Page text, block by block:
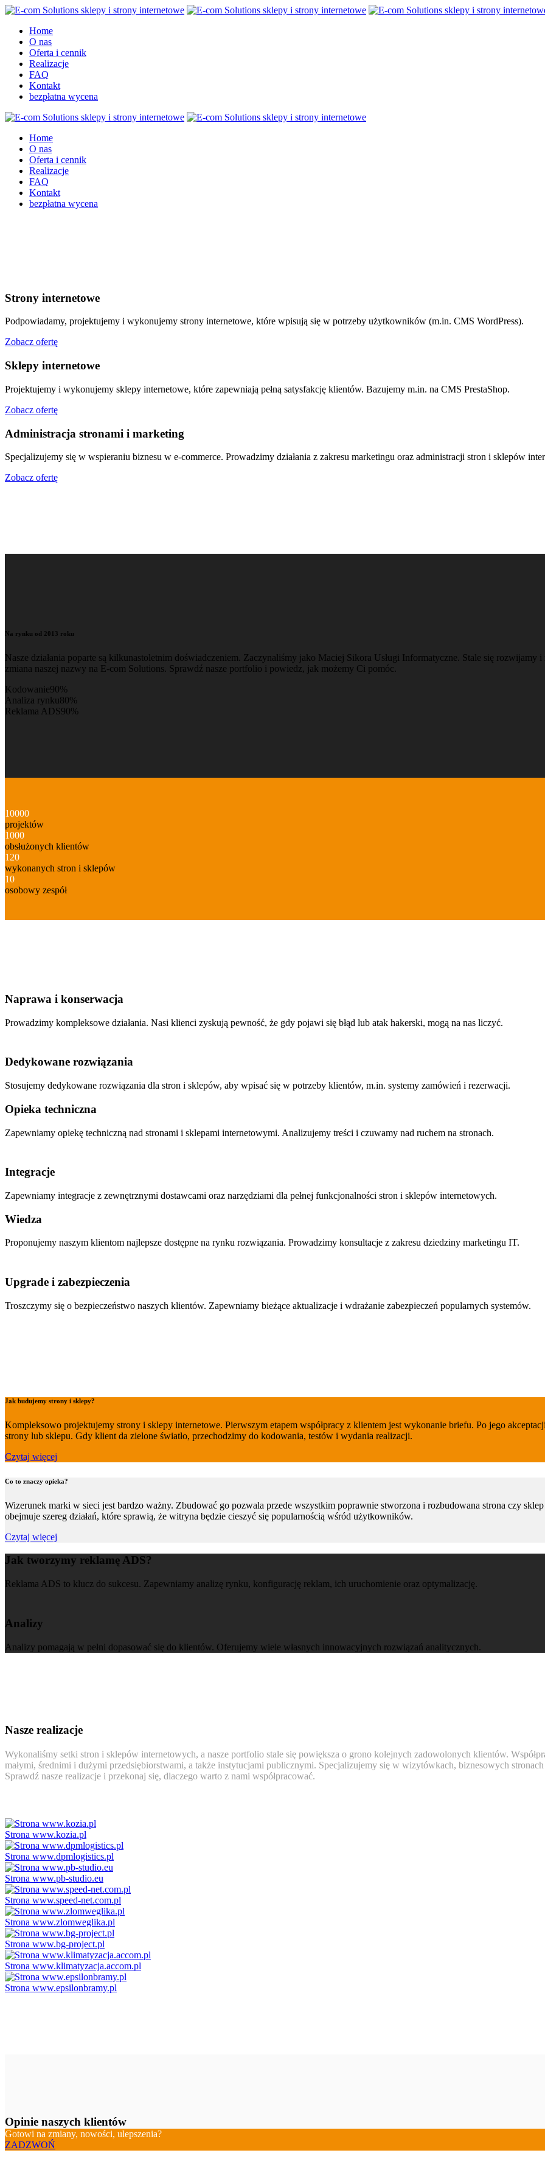
Home
O nas
Oferta i cennik
Realizacje
FAQ
Kontakt
bezpłatna wycena
Home
O nas
Oferta i cennik
Realizacje
FAQ
Kontakt
bezpłatna wycena
Strony internetowe
Podpowiadamy, projektujemy i wykonujemy strony internetowe, które wpisują się w potrzeby użytkowników (m.in. CMS WordPress).
Zobacz ofertę
Sklepy internetowe
Projektujemy i wykonujemy sklepy internetowe, które zapewniają pełną satysfakcję klientów. Bazujemy m.in. na CMS PrestaShop.
Zobacz ofertę
Administracja stronami i marketing
Specjalizujemy się w wspieraniu biznesu w e-commerce. Prowadzimy działania z zakresu marketingu oraz administracji stron i sklepów
Zobacz ofertę
Na rynku od 2013 roku
Nasze działania poparte są kilkunastoletnim doświadczeniem. Zaczynaliśmy jako Maciej Sikora Usługi Informatyczne. Stale się rozwijamy
zmiana naszej nazwy na E-com Solutions. Sprawdź nasze portfolio i powiedz, jak możemy Ci pomóc.
Kodowanie90%
Analiza rynku80%
Reklama ADS90%
10000
projektów
1000
obsłużonych klientów
120
wykonanych stron i sklepów
10
osobowy zespół
Naprawa i konserwacja
Prowadzimy kompleksowe działania. Nasi klienci zyskują pewność, że gdy pojawi się błąd lub atak hakerski, mogą na nas liczyć.
Dedykowane rozwiązania
Stosujemy dedykowane rozwiązania dla stron i sklepów, aby wpisać się w potrzeby klientów, m.in. systemy zamówień i rezerwacji.
Opieka techniczna
Zapewniamy opiekę techniczną nad stronami i sklepami internetowymi. Analizujemy treści i czuwamy nad ruchem na stronach.
Integracje
Zapewniamy integracje z zewnętrznymi dostawcami oraz narzędziami dla pełnej funkcjonalności stron i sklepów internetowych.
Wiedza
Proponujemy naszym klientom najlepsze dostępne na rynku rozwiązania. Prowadzimy konsultacje z zakresu dziedziny marketingu IT.
Upgrade i zabezpieczenia
Troszczymy się o bezpieczeństwo naszych klientów. Zapewniamy bieżące aktualizacje i wdrażanie zabezpieczeń popularnych systemów.
Jak budujemy strony i sklepy?
Kompleksowo projektujemy strony i sklepy internetowe. Pierwszym etapem współpracy z klientem jest wykonanie briefu. Po jego
strony lub sklepu. Gdy klient da zielone światło, przechodzimy do kodowania, testów i wydania realizacji.
Czytaj więcej
Co to znaczy opieka?
Wizerunek marki w sieci jest bardzo ważny. Zbudować go pozwala przede wszystkim poprawnie stworzona i rozbudowana strona czy
obejmuje szereg działań, które sprawią, że witryna będzie cieszyć się popularnością wśród użytkowników.
Czytaj więcej
Jak tworzymy reklamę ADS?
Reklama ADS to klucz do sukcesu. Zapewniamy analizę rynku, konfigurację reklam, ich uruchomienie oraz optymalizację.
Analizy
Analizy pomagają w pełni dopasować się do klientów. Oferujemy wiele własnych innowacyjnych rozwiązań analitycznych.
Nasze realizacje
Wykonaliśmy setki stron i sklepów internetowych, a nasze portfolio stale się powiększa o grono kolejnych zadowolonych klientów.
małymi, średnimi i dużymi przedsiębiorstwami, a także instytucjami publicznymi. Specjalizujemy się w wizytówkach, biznesowych
Sprawdź nasze realizacje i przekonaj się, dlaczego warto z nami współpracować.
Strona www.kozia.pl
Strona www.dpmlogistics.pl
Strona www.pb-studio.eu
Strona www.speed-net.com.pl
Strona www.zlomweglika.pl
Strona www.bg-project.pl
Strona www.klimatyzacja.accom.pl
Strona www.epsilonbramy.pl
Opinie naszych klientów
Gotowi na zmiany, nowości, ulepszenia?
ZADZWOŃ